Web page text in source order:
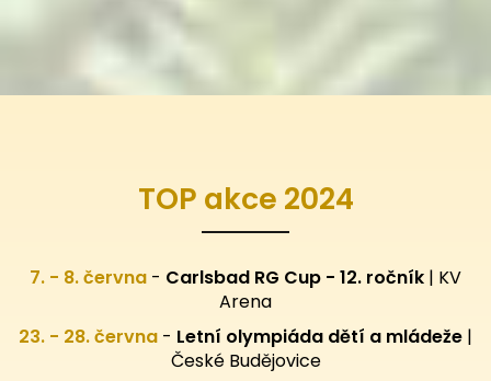
TOP akce 2024
7. - 8. června - Carlsbad RG Cup - 12. ročník | KV
Arena
23. - 28. června - Letní olympiáda dětí a mládeže |
České Budějovice